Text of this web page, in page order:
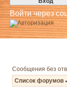
Войти через
Сообщения без
Список форумов »